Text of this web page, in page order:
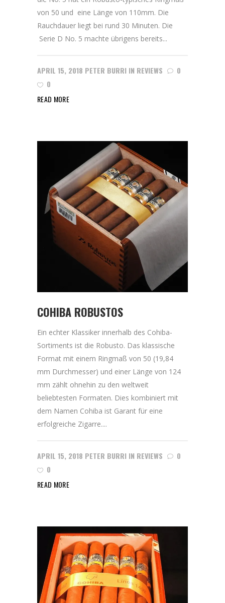
von 50 und eine Länge von 110mm. Die
Rauchdauer liegt bei rund 30 Minuten. Die
Serie D No. 5 machte übrigens bereits...
APRIL 15, 2018 PETER BURRI IN REVIEWS
0
0
READ MORE
COHIBA ROBUSTOS
Ein echter Klassiker innerhalb des Cohiba-
Sortiments ist die Robusto. Das klassische
Format mit einem Ringmaß von 50 (19,84
mm Durchmesser) und einer Länge von 124
mm zählt ohnehin zu den weltweit
beliebtesten Formaten. Dies kombiniert mit
dem Namen Cohiba ist Garant für eine
erfolgreiche Zigarre....
APRIL 15, 2018 PETER BURRI IN REVIEWS
0
0
READ MORE